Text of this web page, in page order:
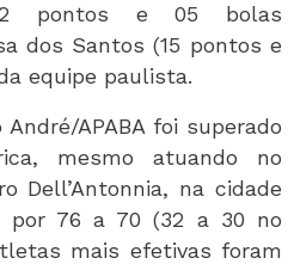
pontos e 05 bolas
dos Santos (15 pontos e
equipe paulista.
APABA foi superado
mesmo atuando no
Dell’Antonnia, na cidade
por 76 a 70 (32 a 30 no
mais efetivas foram